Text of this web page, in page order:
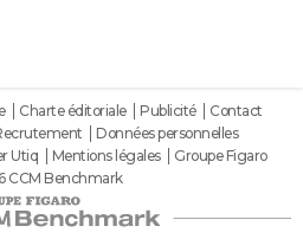
Charte éditoriale Publicité
Contact
Données personnelles
Utiq Mentions légales
Groupe Figaro
CCM Benchmark